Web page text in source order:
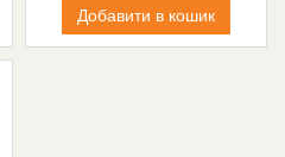
Добавити в кошик